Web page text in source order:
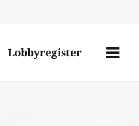
Lobbyregister
Menü